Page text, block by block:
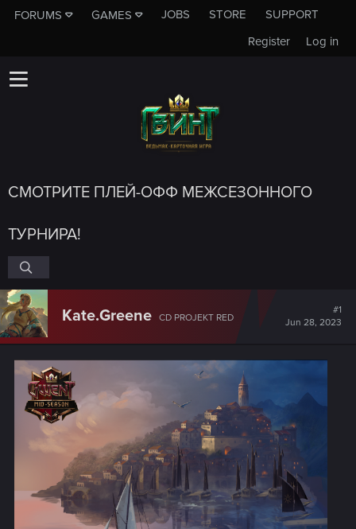
FORUMS GAMES JOBS STORE
SUPPORT
Log in
Register
СМОТРИТЕ ПЛЕЙ-ОФФ МЕЖСЕЗОННОГО
ТУРНИРА!
Kate.Greene CD PROJEKT RED
#1
Jun 28, 2023